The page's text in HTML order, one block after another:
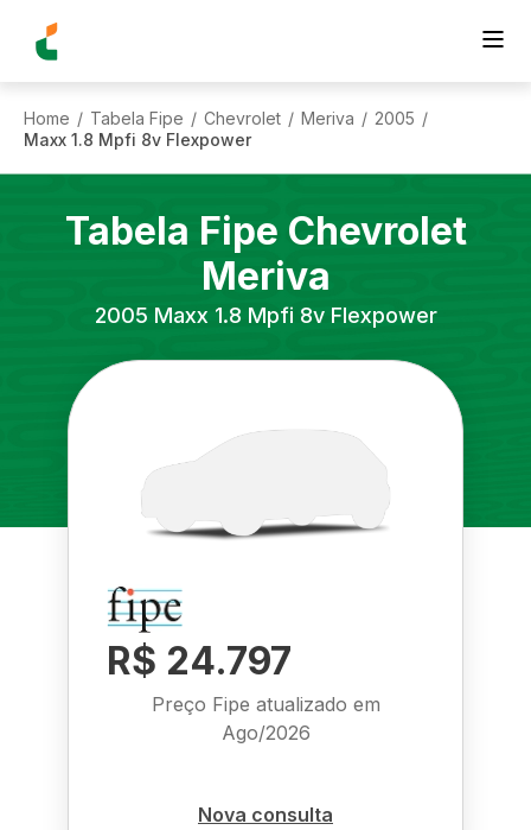
Home / Tabela Fipe / Chevrolet / Meriva / 2005 /
Maxx 1.8 Mpfi 8v Flexpower
Tabela Fipe Chevrolet
Meriva
2005 Maxx 1.8 Mpfi 8v Flexpower
R$ 24.797
Preço Fipe atualizado em
Ago/2026
Nova consulta